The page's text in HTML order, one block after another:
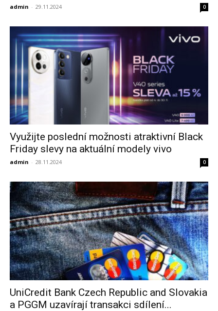
admin - 29.11.2024 0
Využijte poslední možnosti atraktivní Black
Friday slevy na aktuální modely vivo
admin - 28.11.2024 0
UniCredit Bank Czech Republic and Slovakia
a PGGM uzavírají transakci sdílení...